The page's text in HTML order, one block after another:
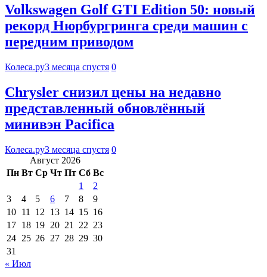
Volkswagen Golf GTI Edition 50: новый
рекорд Нюрбургринга среди машин с
передним приводом
Колеса.ру3 месяца спустя 0
Chrysler снизил цены на недавно
представленный обновлённый
минивэн Pacifica
Колеса.ру3 месяца спустя 0
Август 2026
Пн Вт Ср Чт Пт Сб Вс
1
2
3
4 5 6 7 8
9
10 11 12 13 14 15 16
17 18 19 20 21 22 23
24 25 26 27 28 29 30
31
« Июл